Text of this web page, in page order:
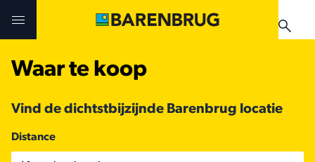
Waar te koop
Vind de dichtstbijzijnde Barenbrug locatie
Distance
Uitdagingen en oplossingen
Technologieën
Producten
Uitdagingen en oplossingen
Technologieën
Producten
Uitdagingen en oplossingen
Producten